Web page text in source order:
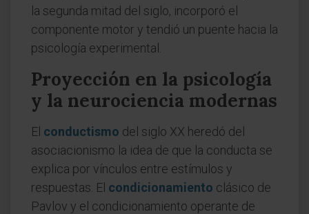
la segunda mitad del siglo, incorporó el
componente motor y tendió un puente hacia la
psicología experimental.
Proyección en la psicología
y la neurociencia modernas
El conductismo del siglo XX heredó del
asociacionismo la idea de que la conducta se
explica por vínculos entre estímulos y
respuestas. El condicionamiento clásico de
Pavlov y el condicionamiento operante de